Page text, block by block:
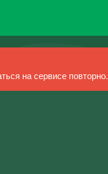
на сервисе повторно.